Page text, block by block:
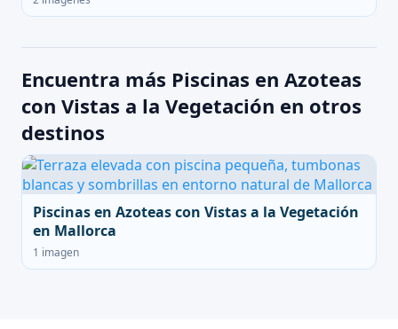
Encuentra más Piscinas en Azoteas
con Vistas a la Vegetación en otros
destinos
Piscinas en Azoteas con Vistas a la Vegetación
en Mallorca
1 imagen